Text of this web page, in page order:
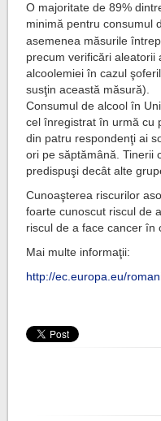
O majoritate de 89%
minimă pentru consumul
asemenea măsurile
precum verificări aleatorii
alcoolemiei în cazul
susţin această măsură).
Consumul de alcool în
cel înregistrat în urmă cu
din patru respondenţi ai
ori pe săptămână. Tinerii
predispuşi decât alte
Cunoaşterea riscurilor
foarte cunoscut riscul de
riscul de a face cancer în
Mai multe informaţii:
http://ec.europa.eu/